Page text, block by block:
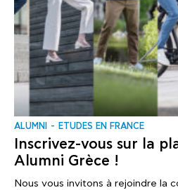
ALUMNI ΕTUDES EN FRANCE
Inscrivez-vous sur la
Alumni Grèce !
Nous vous invitons à rejoindre la